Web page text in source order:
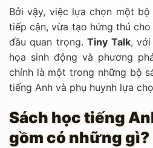
Bởi vậy, việc lựa chọn một
tiếp cận, vừa tạo hứng thú
đầu quan trọng.Tiny Talk, với
họa sinh động và phương
chính là một trong những bộ
tiếng Anh và phụ huynh lựa
Sách học tiếng
gồm có những gì?